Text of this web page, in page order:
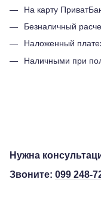
На карту
Безналичный
Наложенный
Наличными при
Нужна
Звоните: 099 248-